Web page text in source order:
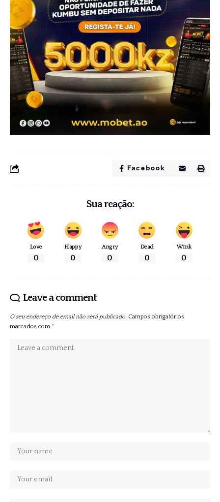
Facebook
Sua reação:
Love
0
Happy
0
Angry
0
Dead
0
Wink
0
Leave a comment
O seu endereço de email não será publicado. Campos obrigatórios
marcados com *